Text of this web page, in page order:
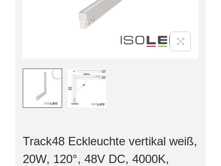
Track48 Eckleuchte vertikal weiß,
20W, 120°, 48V DC, 4000K,